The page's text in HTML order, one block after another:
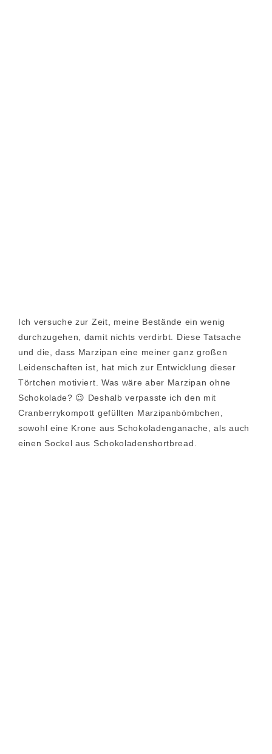
Ich versuche zur Zeit, meine Bestände ein wenig
durchzugehen, damit nichts verdirbt. Diese Tatsache
und die, dass Marzipan eine meiner ganz großen
Leidenschaften ist, hat mich zur Entwicklung dieser
Törtchen motiviert. Was wäre aber Marzipan ohne
Schokolade? 😉 Deshalb verpasste ich den mit
Cranberrykompott gefüllten Marzipanbömbchen,
sowohl eine Krone aus Schokoladenganache, als auch
einen Sockel aus Schokoladenshortbread.